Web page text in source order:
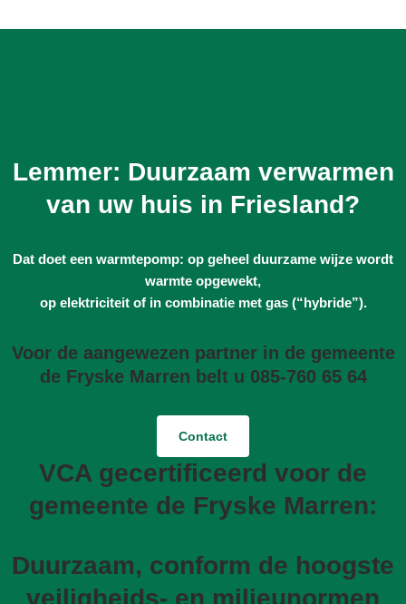
Lemmer: Duurzaam verwarmen
van uw huis in Friesland?
Dat doet een warmtepomp: op geheel duurzame wijze wordt
warmte opgewekt,
op elektriciteit of in combinatie met gas (“hybride”).
Voor de aangewezen partner in de gemeente
de Fryske Marren belt u 085-760 65 64
Contact
VCA gecertificeerd voor de
gemeente de Fryske Marren:
Duurzaam, conform de hoogste
veiligheids- en milieunormen